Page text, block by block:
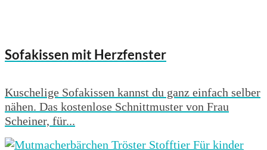
Sofakissen mit Herzfenster
Kuschelige Sofakissen kannst du ganz einfach selber
nähen. Das kostenlose Schnittmuster von Frau
Scheiner, für...